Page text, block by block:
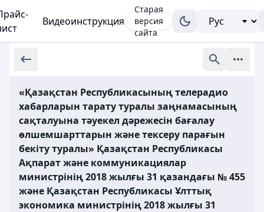
Видеоинструкция
Старая
версия
сайта
«Қазақстан Республикасының телерадио
хабарларын тарату туралы заңнамасының
сақталуына тәуекел дәрежесін бағалау
өлшемшарттарын және тексеру парағын
бекiту туралы» Қазақстан Республикасы
Ақпарат және коммуникациялар
министрінің 2018 жылғы 31 қазандағы № 455
және Қазақстан Республикасы Ұлттық
экономика министрінің 2018 жылғы 31